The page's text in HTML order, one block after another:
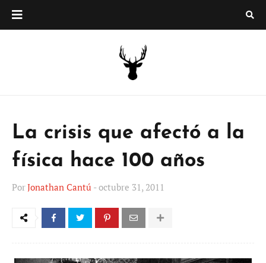
La crisis que afectó a la
física hace 100 años
PorJonathan Cantú -octubre 31, 2011